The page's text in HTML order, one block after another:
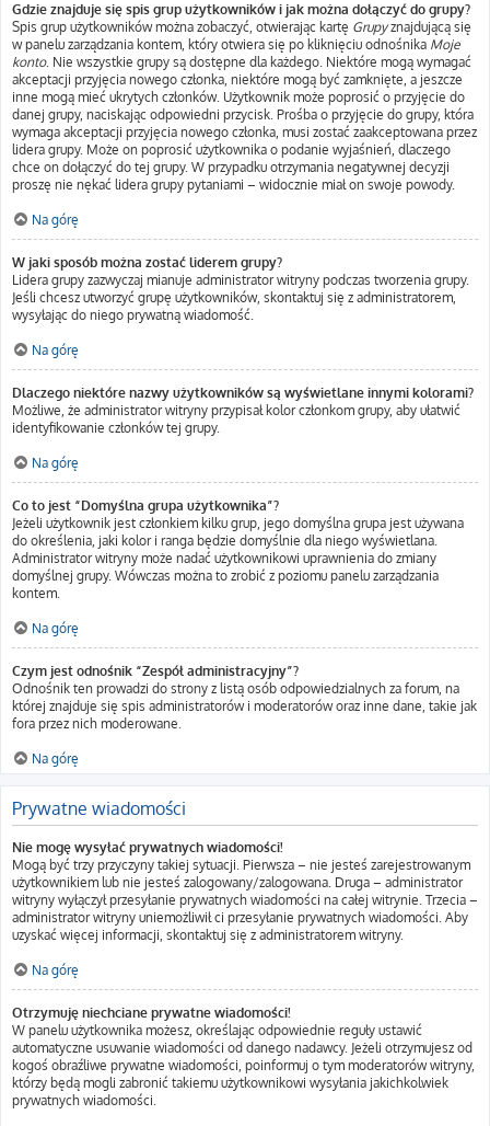
Gdzie znajduje się spis grup użytkowników i jak można dołączyć do grupy?
Spis grup użytkowników można zobaczyć, otwierając kartę Grupyznajdującą się
w panelu zarządzania kontem, który otwiera się po kliknięciu odnośnika Moje
konto. Nie wszystkie grupy są dostępne dla każdego. Niektóre mogą wymagać
akceptacji przyjęcia nowego członka, niektóre mogą być zamknięte, a jeszcze
inne mogą mieć ukrytych członków. Użytkownik może poprosić o przyjęcie do
danej grupy, naciskając odpowiedni przycisk. Prośba o przyjęcie do grupy, która
wymaga akceptacji przyjęcia nowego członka, musi zostać zaakceptowana przez
lidera grupy. Może on poprosić użytkownika o podanie wyjaśnień, dlaczego
chce on dołączyć do tej grupy. W przypadku otrzymania negatywnej decyzji
proszę nie nękać lidera grupy pytaniami – widocznie miał on swoje powody.
Na górę
W jaki sposób można zostać liderem grupy?
Lidera grupy zazwyczaj mianuje administrator witryny podczas tworzenia grupy.
Jeśli chcesz utworzyć grupę użytkowników, skontaktuj się z administratorem,
wysyłając do niego prywatną wiadomość.
Na górę
Dlaczego niektóre nazwy użytkowników są wyświetlane innymi kolorami?
Możliwe, że administrator witryny przypisał kolor członkom grupy, aby ułatwić
identyfikowanie członków tej grupy.
Na górę
Co to jest “Domyślna grupa użytkownika”?
Jeżeli użytkownik jest członkiem kilku grup, jego domyślna grupa jest używana
do określenia, jaki kolor i ranga będzie domyślnie dla niego wyświetlana.
Administrator witryny może nadać użytkownikowi uprawnienia do zmiany
domyślnej grupy. Wówczas można to zrobić z poziomu panelu zarządzania
kontem.
Na górę
Czym jest odnośnik “Zespół administracyjny”?
Odnośnik ten prowadzi do strony z listą osób odpowiedzialnych za forum, na
której znajduje się spis administratorów i moderatorów oraz inne dane, takie jak
fora przez nich moderowane.
Na górę
Prywatne wiadomości
Nie mogę wysyłać prywatnych wiadomości!
Mogą być trzy przyczyny takiej sytuacji. Pierwsza – nie jesteś zarejestrowanym
użytkownikiem lub nie jesteś zalogowany/zalogowana. Druga – administrator
witryny wyłączył przesyłanie prywatnych wiadomości na całej witrynie. Trzecia –
administrator witryny uniemożliwił ci przesyłanie prywatnych wiadomości. Aby
uzyskać więcej informacji, skontaktuj się z administratorem witryny.
Na górę
Otrzymuję niechciane prywatne wiadomości!
W panelu użytkownika możesz, określając odpowiednie reguły ustawić
automatyczne usuwanie wiadomości od danego nadawcy. Jeżeli otrzymujesz od
kogoś obraźliwe prywatne wiadomości, poinformuj o tym moderatorów witryny,
którzy będą mogli zabronić takiemu użytkownikowi wysyłania jakichkolwiek
prywatnych wiadomości.